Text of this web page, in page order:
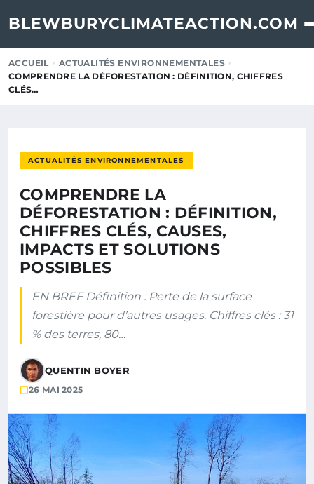
BLEWBURYCLIMATEACTION.COM
ACCUEIL
ACTUALITÉS ENVIRONNEMENTALES
COMPRENDRE LA DÉFORESTATION : DÉFINITION, CHIFFRES
CLÉS…
ACTUALITÉS ENVIRONNEMENTALES
COMPRENDRE LA
DÉFORESTATION : DÉFINITION,
CHIFFRES CLÉS, CAUSES,
IMPACTS ET SOLUTIONS
POSSIBLES
EN BREF Définition : Perte de la surface
forestière pour d’autres usages. Chiffres clés : 31
% des terres, 80…
QUENTIN BOYER
26 MAI 2025